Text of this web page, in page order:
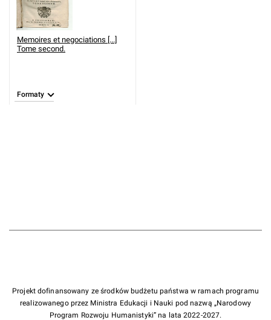
Memoires et negociations [...]
Tome second.
Formaty
Projekt dofinansowany ze środków budżetu państwa w ramach programu
realizowanego przez Ministra Edukacji i Nauki pod nazwą „Narodowy
Program Rozwoju Humanistyki” na lata 2022-2027.